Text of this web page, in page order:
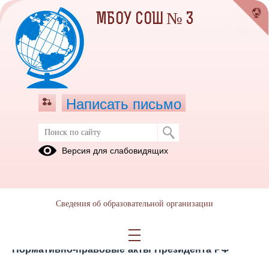
ЗДОРОВОЕ ПИТАНИЕ
регламентирующие организацию питания
Нормативно-правовые акты Президента РФ
МБОУ СОШ № 3
Написать письмо
Версия для слабовидящих
Сведения об образовательной организации